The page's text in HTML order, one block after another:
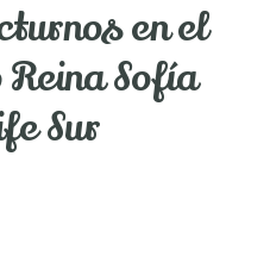
en el
Sofía
Sur